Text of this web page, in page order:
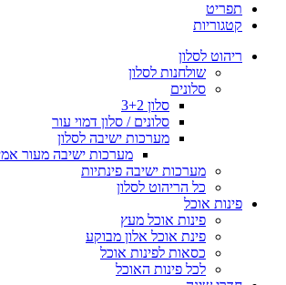
תפריט
קטגוריות
ריהוט לסלון
שולחנות לסלון
סלונים
סלון 3+2
סלונים / סלון דמוי עור
מערכות ישיבה לסלון
מערכות ישיבה מעור
מערכות ישיבה פינתיות
כל הריהוט לסלון
פינות אוכל
פינות אוכל מעץ
פינת אוכל אלון מבוקע
כסאות לפינות אוכל
לכל פינות האוכל